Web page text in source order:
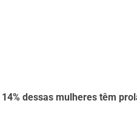
14% dessas mulheres têm